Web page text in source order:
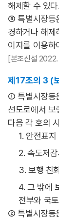
해제할 수 있다.
⑤ 특별시장등
경하거나 해제
이지를 이용하
[본조신설 2022.
제17조의 3 (
① 특별시장등
선도로에서 보
다음 각 호의
1. 안전표지
2. 속도저
3. 보행 친
4. 그 밖에
전부와 국
② 특별시장등